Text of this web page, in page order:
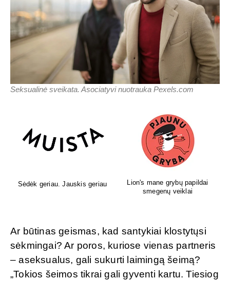
Seksualinė sveikata. Asociatyvi nuotrauka Pexels.com
Sėdėk geriau. Jauskis geriau
Lion's mane grybų papildai
smegenų veiklai
Ar būtinas geismas, kad santykiai klostytųsi
sėkmingai? Ar poros, kuriose vienas partneris
– aseksualus, gali sukurti laimingą šeimą?
„Tokios šeimos tikrai gali gyventi kartu. Tiesiog